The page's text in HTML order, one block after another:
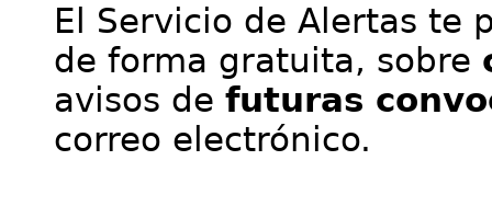
El Servicio de Alertas te
de forma gratuita, sobre
avisos de futuras
correo electrónico.